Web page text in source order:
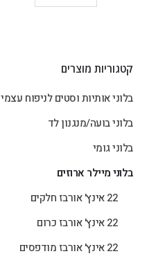
קטגוריות מוצרים
בלוני אותיות וסטים לניפוח עצמי
בלוני בועה/מנגנון לד
בלוני גומי
בלוני מיילר ארוזים
22 אינץ' אורבז חלקים
22 אינץ' אורבז כרום
22 אינץ' אורבז מודפסים